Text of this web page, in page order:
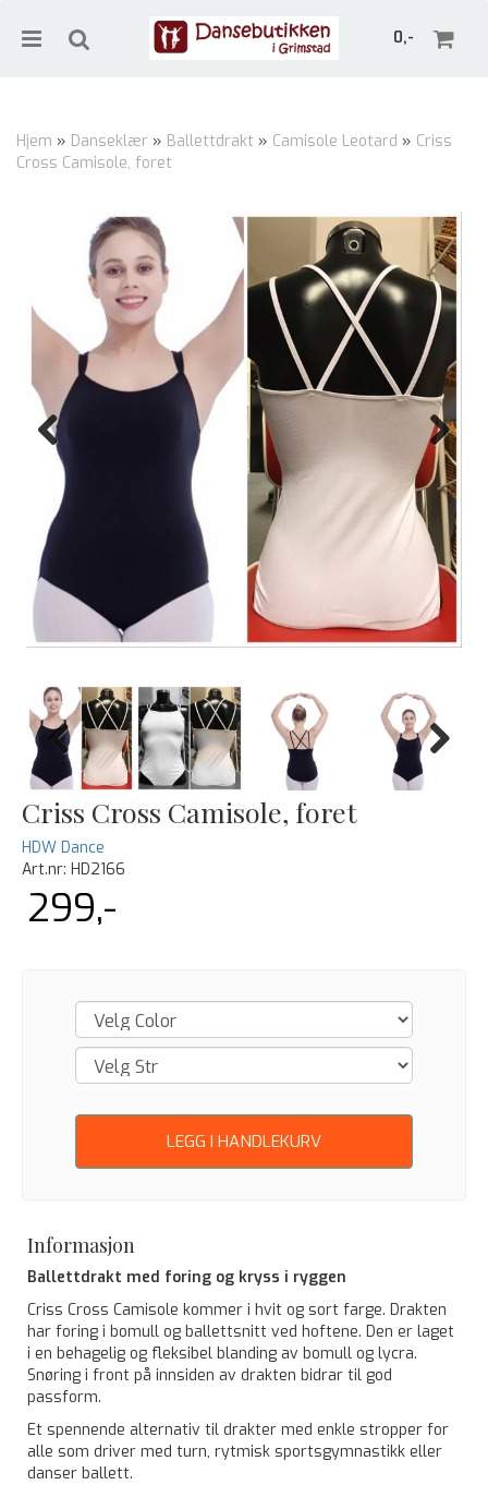
0,-
Hjem » Danseklær » Ballettdrakt » Camisole Leotard » Criss
Cross Camisole, foret
Previous Next
Previous Next
Criss Cross Camisole, foret
HDW Dance
Art.nr: HD2166
299,-
LEGG I HANDLEKURV
Informasjon
Ballettdrakt med foring og kryss i ryggen
Criss Cross Camisole kommer i hvit og sort farge. Drakten
har foring i bomull og ballettsnitt ved hoftene. Den er laget
i en behagelig og fleksibel blanding av bomull og lycra.
Snøring i front på innsiden av drakten bidrar til god
passform.
Et spennende alternativ til drakter med enkle stropper for
alle som driver med turn, rytmisk sportsgymnastikk eller
danser ballett.
Trykk ENTER for å søke